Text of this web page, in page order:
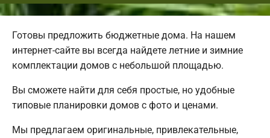
Готовы предложить бюджетные дома. На нашем
интернет-сайте вы всегда найдете летние и зимние
комплектации домов с небольшой площадью.
Вы сможете найти для себя простые, но удобные
типовые планировки домов с фото и ценами.
Мы предлагаем оригинальные, привлекательные,